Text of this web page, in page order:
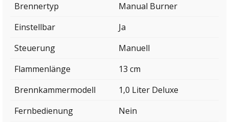
Brennertyp
Manual Burner
Einstellbar
Ja
Steuerung
Manuell
Flammenlänge
13 cm
Brennkammermodell
1,0 Liter Deluxe
Fernbedienung
Nein